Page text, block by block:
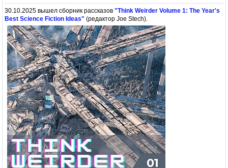
30.10.2025 вышел сборник рассказов "Think Weirder Volume 1: The Year's
Best Science Fiction Ideas" (редактор Joe Stech).